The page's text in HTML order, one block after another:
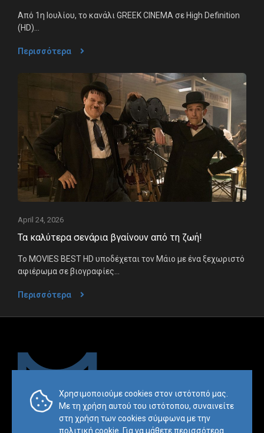
Χρησιμοποιούμε cookies στον ιστότοπό μας.
Με τη χρήση αυτού του ιστότοπου, συναινείτε
στη χρήση των cookies σύμφωνα με την
πολιτική cookie. Για να μάθετε περισσότερα
Από 1η Ιουλίου, το κανάλι GREEK CINEMA σε High Definition
(HD)...
Περισσότερα
April 24, 2026
Τα καλύτερα σενάρια βγαίνουν από τη ζωή!
Το MOVIES BEST HD υποδέχεται τον Μάιο με ένα ξεχωριστό
αφιέρωμα σε βιογραφίες...
Περισσότερα
Trademark & Copyright Notice:™ and © 2019 Mesimvria and its
related entities. All rights reserved.